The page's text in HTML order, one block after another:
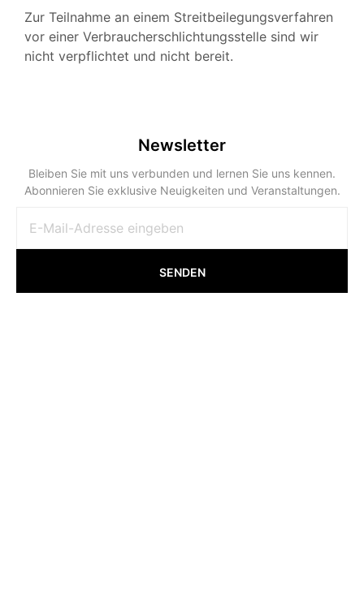
Zur Teilnahme an einem Streitbeilegungsverfahren
vor einer Verbraucherschlichtungsstelle sind wir
nicht verpflichtet und nicht bereit.
Newsletter
Bleiben Sie mit uns verbunden und lernen Sie uns kennen.
Abonnieren Sie exklusive Neuigkeiten und Veranstaltungen.